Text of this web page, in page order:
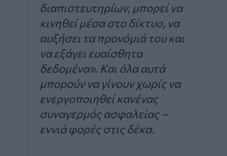
διαπιστευτηρίων, μπορεί να
κινηθεί μέσα στο δίκτυο, να
αυξήσει τα προνόμιά του και
να εξάγει ευαίσθητα
δεδομένα». Και όλα αυτά
μπορούν να γίνουν χωρίς να
ενεργοποιηθεί κανένας
συναγερμός ασφαλείας –
εννιά φορές στις δέκα.